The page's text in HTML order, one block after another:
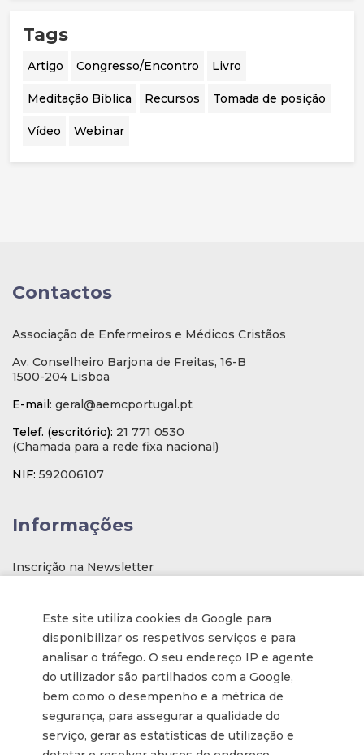
Este site utiliza cookies da Google para
disponibilizar os respetivos serviços e para
analisar o tráfego. O seu endereço IP e agente
do utilizador são partilhados com a Google,
bem como o desempenho e a métrica de
segurança, para assegurar a qualidade do
serviço, gerar as estatísticas de utilização e
Tags
Artigo Congresso/Encontro Livro
Meditação Bíblica Recursos Tomada de posição
Vídeo Webinar
Contactos
Associação de Enfermeiros e Médicos Cristãos
Av. Conselheiro Barjona de Freitas, 16-B
1500-204 Lisboa
E-mail: geral@aemcportugal.pt
Telef. (escritório): 21 771 0530
(Chamada para a rede fixa nacional)
NIF: 592006107
Informações
Inscrição na Newsletter
Política de privacidade / Privacy
Termos e condições
Terms and Conditions
Parcerias